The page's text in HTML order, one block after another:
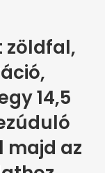
zöldfal,
14,5
majd az